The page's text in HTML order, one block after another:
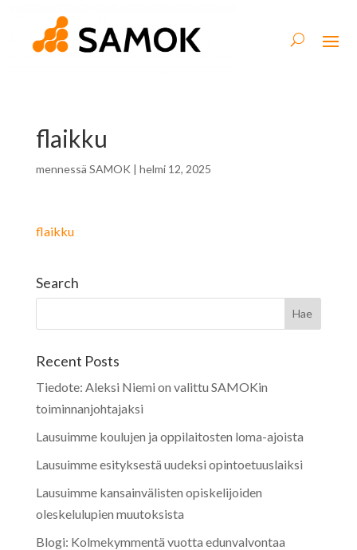
flaikku
mennessä SAMOK | helmi 12, 2025
flaikku
Search
Recent Posts
Tiedote: Aleksi Niemi on valittu SAMOKin
toiminnanjohtajaksi
Lausuimme koulujen ja oppilaitosten loma-ajoista
Lausuimme esityksestä uudeksi opintoetuuslaiksi
Lausuimme kansainvälisten opiskelijoiden
oleskelulupien muutoksista
Blogi: Kolmekymmentä vuotta edunvalvontaa